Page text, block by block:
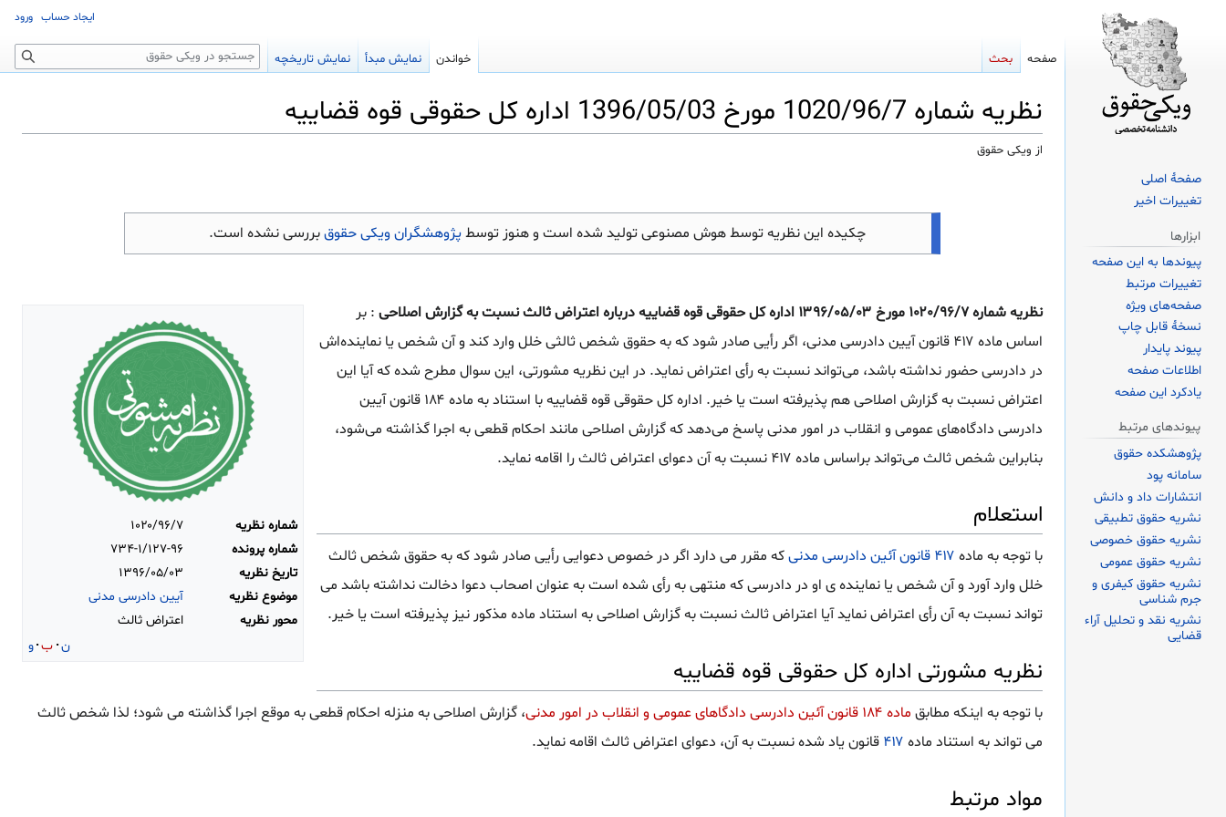
نظریه شماره 1020/96/7 مورخ 1396/05/03 اداره کل حقوقی قوه قضاییه
از ویکی حقوق
چکیده این نظریه توسط هوش مصنوعی تولید شده است و هنوز توسطپژوهشگران ویکی حقوقبررسی نشده است.
شماره نظریه
۱۰۲۰/۹۶/۷
شماره پرونده
۷۳۴-۱/۱۲۷-۹۶
تاریخ نظریه
۱۳۹۶/۰۵/۰۳
موضوع نظریه
آیین دادرسی مدنی
محور نظریه
اعتراض ثالث
ن ب و
نظریه شماره ۱۰۲۰/۹۶/۷ مورخ ۱۳۹۶/۰۵/۰۳ اداره کل حقوقی قوه قضاییه درباره اعتراض ثالث نسبت به گزارش اصلاحی
: بر
اساس ماده ۴۱۷ قانون آیین دادرسی مدنی، اگر رأیی صادر شود که به حقوق شخص ثالثی خلل وارد کند و آن شخص یا نماینده‌اش
در دادرسی حضور نداشته باشد، می‌تواند نسبت به رأی اعتراض نماید. در این نظریه مشورتی، این سوال مطرح شده که آیا این
اعتراض نسبت به گزارش اصلاحی هم پذیرفته است یا خیر. اداره کل حقوقی قوه قضاییه با استناد به ماده ۱۸۴ قانون آیین
دادرسی دادگاه‌های عمومی و انقلاب در امور مدنی پاسخ می‌دهد که گزارش اصلاحی مانند احکام قطعی به اجرا گذاشته می‌شود،
بنابراین شخص ثالث می‌تواند براساس ماده ۴۱۷ نسبت به آن دعوای اعتراض ثالث را اقامه نماید.
استعلام
با توجه به ماده ۴۱۷ قانون آئین دادرسی مدنی
که مقرر می دارد اگر در خصوص دعوایی رأیی صادر شود که به حقوق شخص ثالث
خلل وارد آورد و آن شخص یا نماینده ی او در دادرسی که منتهی به رأی شده است به عنوان اصحاب دعوا دخالت نداشته باشد می
تواند نسبت به آن رأی اعتراض نماید آیا اعتراض ثالث نسبت به گزارش اصلاحی به استناد ماده مذکور نیز پذیرفته است یا خیر.
نظریه مشورتی اداره کل حقوقی قوه قضاییه
با توجه به اینکه مطابق ماده ۱۸۴ قانون آئین دادرسی دادگاهای عمومی و انقلاب در امور مدنی
، گزارش اصلاحی به منزله احکام قطعی به موقع اجرا گذاشته می شود؛ لذا شخص ثالث
می تواند به استناد ماده ۴۱۷ قانون یاد شده نسبت به آن، دعوای اعتراض ثالث اقامه نماید.
مواد مرتبط
ایجاد حساب ورود
صفحه بحث خواندن نمایش مبدأ نمایش تاریخچه جستجو
صفحهٔ اصلی
تغییرات اخیر
ابزارها
پیوندها به این صفحه
تغییرات مرتبط
صفحه‌های ویژه
نسخهٔ قابل چاپ
پیوند پایدار
اطلاعات صفحه
یادکرد این صفحه
پیوندهای مرتبط
پژوهشکده حقوق
سامانه پود
انتشارات داد و دانش
نشریه حقوق تطبیقی
نشریه حقوق خصوصی
نشریه حقوق عمومی
نشریه حقوق کیفری و
جرم شناسی
نشریه نقد و تحلیل آراء
قضایی